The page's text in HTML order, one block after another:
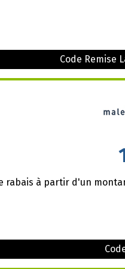
Code Remise
rabais à partir d'un